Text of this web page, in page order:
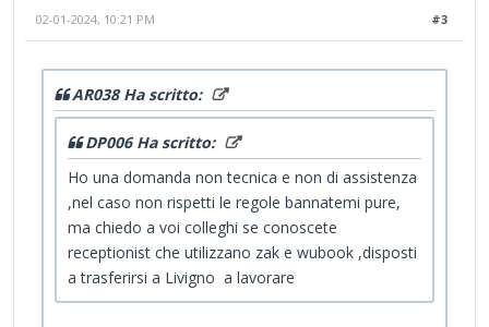
#3
02-01-2024, 10:21 PM
AR038 Ha scritto:
DP006 Ha scritto:
Ho una domanda non tecnica e non di assistenza
,nel caso non rispetti le regole bannatemi pure,
ma chiedo a voi colleghi se conoscete
receptionist che utilizzano zak e wubook ,disposti
a trasferirsi a Livigno a lavorare